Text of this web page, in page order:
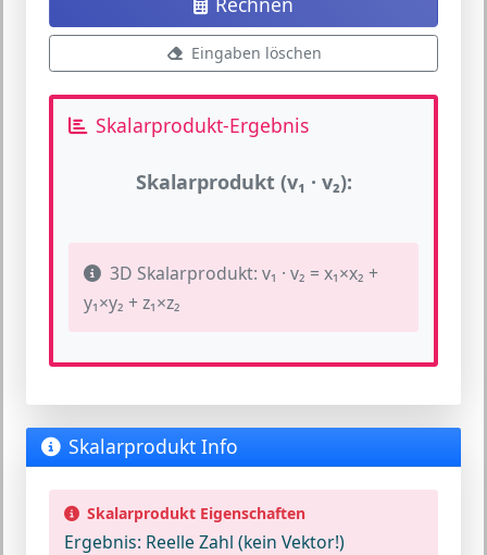
Eingaben löschen
Skalarprodukt-Ergebnis
Skalarprodukt (v₁ · v₂):
3D Skalarprodukt: v₁ · v₂ = x₁×x₂ +
y₁×y₂ + z₁×z₂
Skalarprodukt Info
Skalarprodukt Eigenschaften
Ergebnis: Reelle Zahl (kein Vektor!)